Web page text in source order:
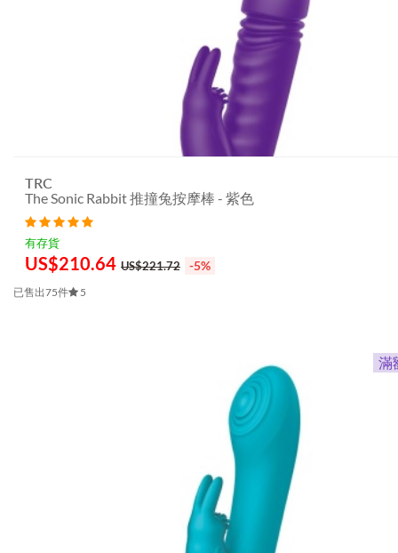
TRC
The Sonic Rabbit 推撞兔按摩棒 - 紫色
有存貨
US$210.64 US$221.72 -5%
已售出75件 5